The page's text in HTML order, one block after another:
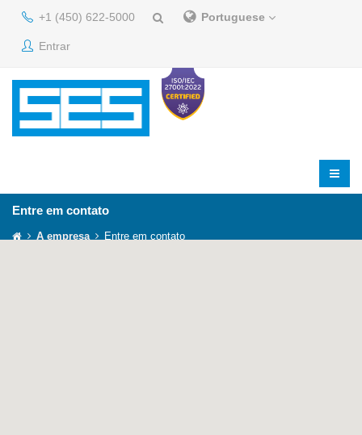
+1 (450) 622-5000 Portuguese
Entrar
Entre em contato
A empresa Entre em contato